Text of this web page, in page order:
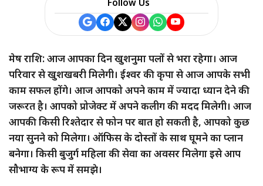
मेष राशि: आज आपका दिन खुशनुमा पलों से भरा रहेगा। आज
परिवार से खुशखबरी मिलेगी। ईश्वर की कृपा से आज आपके सभी
काम सफल होंगे। आज आपको अपने काम में ज्यादा ध्यान देने की
जरूरत है। आपको प्रोजेक्ट में अपने कलीग की मदद मिलेगी। आज
आपकी किसी रिश्तेदार से फोन पर बात हो सकती है, आपको कुछ
नया सुनने को मिलेगा। ऑफिस के दोस्तों के साथ घूमने का प्लान
बनेगा। किसी बुजुर्ग महिला की सेवा का अवसर मिलेगा इसे आप
सौभाग्य के रूप में समझे।